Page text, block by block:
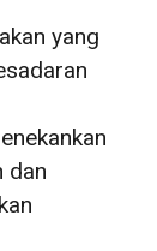
yang
dan